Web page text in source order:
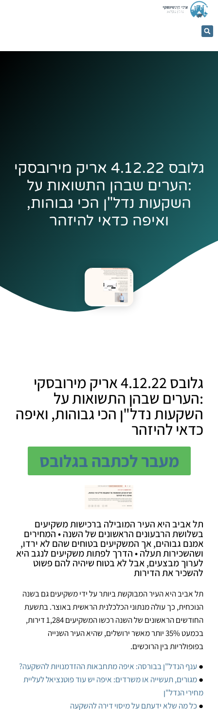
053-
5366884
גלובס 4.12.22 אריק מירובסקי
:הערים שבהן התשואות על
השקעות נדל"ן הכי גבוהות,
ואיפה כדאי להיזהר
גלובס 4.12.22 אריק מירובסקי
:הערים שבהן התשואות על
השקעות נדל"ן הכי גבוהות, ואיפה
כדאי להיזהר
מעבר לכתבה בגלובס
תל אביב היא העיר המובילה ברכישות משקיעים
בשלושת הרבעונים הראשונים של השנה • המחירים
אמנם גבוהים, אך המשקיעים בטוחים שהם לא ירדו,
ושהשכירות תעלה • הדרך לפתות משקיעים לנגב היא
לערוך מבצעים, אבל לא בטוח שיהיה להם פשוט
להשכיר את הדירות
תל אביב היא העיר המבוקשת ביותר על ידי משקיעים גם בשנה
הנוכחית, כך עולה מנתוני הכלכלנית הראשית באוצר. בתשעת
החודשים הראשונים של השנה רכשו המשקיעים 1,284 דירות,
בכמעט 35% יותר מאשר ירושלים, שהיא העיר השנייה
בפופולריות בין הרוכשים.
● ענף הנדל"ן בבורסה: איפה מתחבאות ההזדמנויות להשקעה?
●מגורים, תעשייה או משרדים: איפה יש עוד פוטנציאל לעליית
מחירי הנדל"ן
● כל מה שלא ידעתם על מיסוי דירה להשקעה